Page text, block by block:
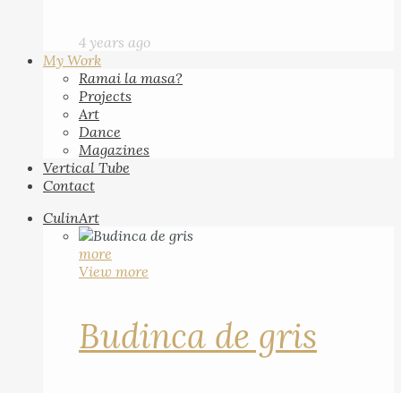
4 years ago
My Work
Ramai la masa?
Projects
Art
Dance
Magazines
Vertical Tube
Contact
CulinArt
more
View more
Budinca de gris